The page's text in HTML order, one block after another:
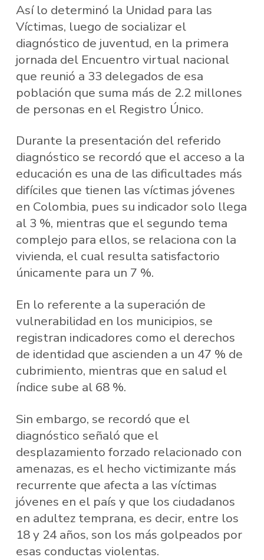
Así lo determinó la Unidad para las
Víctimas, luego de socializar el
diagnóstico de juventud, en la primera
jornada del Encuentro virtual nacional
que reunió a 33 delegados de esa
población que suma más de 2.2 millones
de personas en el Registro Único.
Durante la presentación del referido
diagnóstico se recordó que el acceso a la
educación es una de las dificultades más
difíciles que tienen las víctimas jóvenes
en Colombia, pues su indicador solo llega
al 3 %, mientras que el segundo tema
complejo para ellos, se relaciona con la
vivienda, el cual resulta satisfactorio
únicamente para un 7 %.
En lo referente a la superación de
vulnerabilidad en los municipios, se
registran indicadores como el derechos
de identidad que ascienden a un 47 % de
cubrimiento, mientras que en salud el
índice sube al 68 %.
Sin embargo, se recordó que el
diagnóstico señaló que el
desplazamiento forzado relacionado con
amenazas, es el hecho victimizante más
recurrente que afecta a las víctimas
jóvenes en el país y que los ciudadanos
en adultez temprana, es decir, entre los
18 y 24 años, son los más golpeados por
esas conductas violentas.